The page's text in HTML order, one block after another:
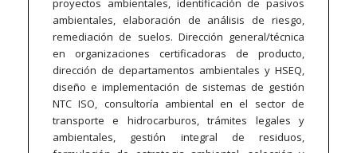
ambientales, elaboración de análisis de riesgo,
remediación de suelos. Dirección general/técnica
en organizaciones certificadoras de producto,
dirección de departamentos ambientales y HSEQ,
diseño e implementación de sistemas de gestión
NTC ISO, consultoría ambiental en el sector de
transporte e hidrocarburos, trámites legales y
ambientales, gestión integral de residuos,